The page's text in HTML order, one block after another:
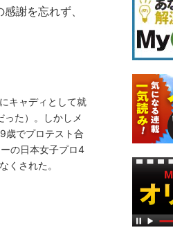
謝を忘れず、
キャディとして就
った）。しかしメ
歳でプロテスト合
の日本女子プロ4
くされた。